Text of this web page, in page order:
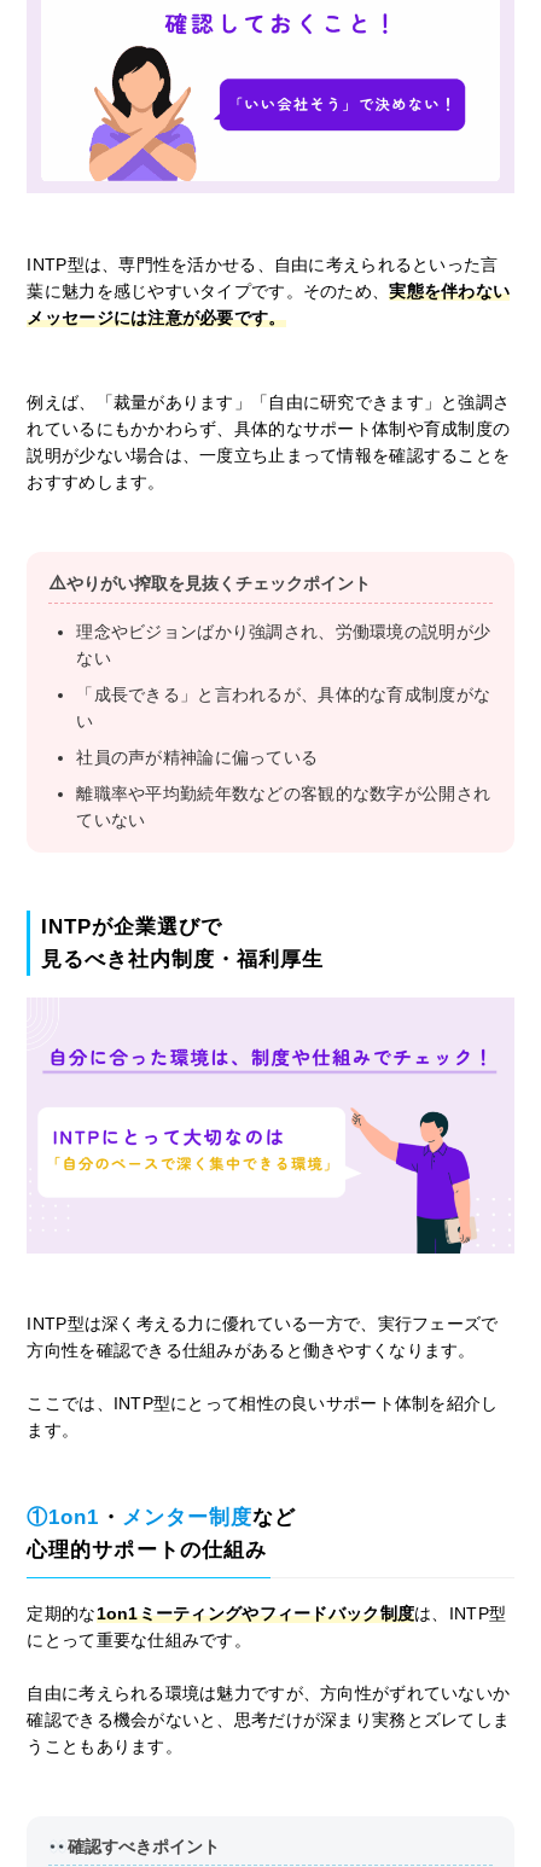
INTP型は、専門性を活かせる、自由に考えられるといった言
葉に魅力を感じやすいタイプです。そのため、実態を伴わない
メッセージには注意が必要です。
例えば、「裁量があります」「自由に研究できます」と強調さ
れているにもかかわらず、具体的なサポート体制や育成制度の
説明が少ない場合は、一度立ち止まって情報を確認することを
おすすめします。
やりがい搾取を見抜くチェックポイント
理念やビジョンばかり強調され、労働環境の説明が少
ない
「成長できる」と言われるが、具体的な育成制度がな
い
社員の声が精神論に偏っている
離職率や平均勤続年数などの客観的な数字が公開され
ていない
INTPが企業選びで
見るべき社内制度・福利厚生
INTP型は深く考える力に優れている一方で、実行フェーズで
方向性を確認できる仕組みがあると働きやすくなります。
ここでは、INTP型にとって相性の良いサポート体制を紹介し
ます。
①1on1 ・ メンター制度など
心理的サポートの仕組み
定期的な1on1ミーティングやフィードバック制度は、INTP型
にとって重要な仕組みです。
自由に考えられる環境は魅力ですが、方向性がずれていないか
確認できる機会がないと、思考だけが深まり実務とズレてしま
うこともあります。
確認すべきポイント